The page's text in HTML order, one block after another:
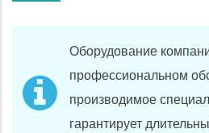
Оборудование
профессиональном
производимое
гарантирует